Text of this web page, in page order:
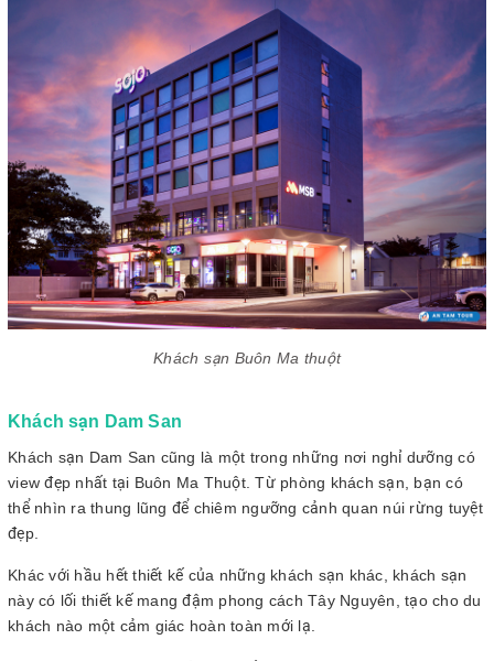
Khách sạn Buôn Ma thuột
Khách sạn Dam San
Khách sạn Dam San cũng là một trong những nơi nghỉ dưỡng có
view đẹp nhất tại Buôn Ma Thuột. Từ phòng khách sạn, bạn có
thể nhìn ra thung lũng để chiêm ngưỡng cảnh quan núi rừng tuyệt
đẹp.
Khác với hầu hết thiết kế của những khách sạn khác, khách sạn
này có lối thiết kế mang đậm phong cách Tây Nguyên, tạo cho du
khách nào một cảm giác hoàn toàn mới lạ.